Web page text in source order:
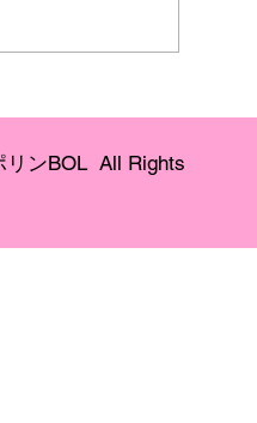
リンBOL All Rights